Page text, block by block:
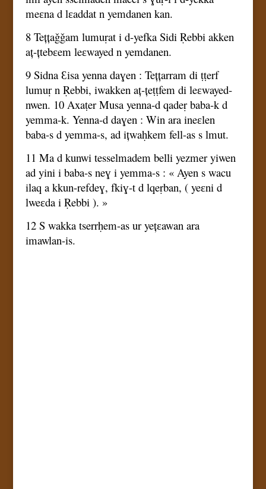
meɛna d lɛaddat n yemdanen kan.
8 Tețțaǧǧam lumuṛat i d-yefka Sidi Ṛebbi akken
aț-țtebɛem leɛwayed n yemdanen.
9 Sidna Ɛisa yenna daɣen : Tețțarram di ṭṭerf
lumuṛ n Ṛebbi, iwakken aț-țeṭṭfem di leɛwayed-
nwen. 10 Axaṭer Musa yenna-d qadeṛ baba-k d
yemma-k. Yenna-d daɣen : Win ara ineɛlen
baba-s d yemma-s, ad ițwaḥkem fell-as s lmut.
11 Ma d kunwi tesselmadem belli yezmer yiwen
ad yini i baba-s neɣ i yemma-s : « Ayen s wacu
ilaq a kkun-refdeɣ, fkiɣ-t d lqeṛban, ( yeɛni d
lweɛda i Ṛebbi ). »
12 S wakka tserrḥem-as ur yețɛawan ara
imawlan-is.